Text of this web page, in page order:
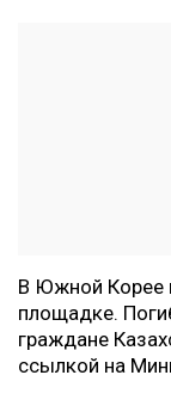
В Южной Корее
площадке.
граждане
ссылкой на